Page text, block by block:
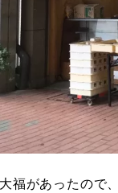
福があったので